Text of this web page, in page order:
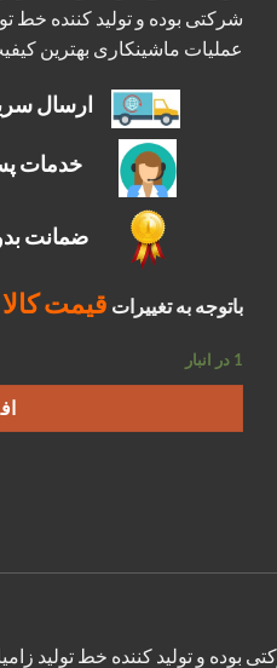
شرکتی بوده و تولید کننده خط
عملیات ماشینکاری بهترین
ارسال
خدمات
ضمانت
باتوجه به تغییرات قیمت کالا
1 در انبار
باشد و شرکتی بوده و تولید کننده خط